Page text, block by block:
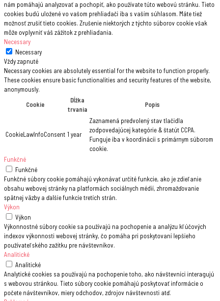
nám pomáhajú analyzovať a pochopiť, ako používate túto webovú stránku. Tieto
cookies budú uložené vo vašom prehliadači iba s vaším súhlasom. Máte tiež
možnosť zrušiť tieto cookies. Zrušenie niektorých z týchto súborov cookie však
môže ovplyvniť váš zážitok z prehliadania.
Necessary
Necessary
Vždy zapnuté
Necessary cookies are absolutely essential for the website to function properly.
These cookies ensure basic functionalities and security features of the website,
anonymously.
Cookie
Dĺžka
trvania
Popis
CookieLawInfoConsent 1 year
Zaznamená predvolený stav tlačidla
zodpovedajúcej kategórie & štatút CCPA.
Funguje iba v koordinácii s primárnym súborom
cookie.
Funkčné
Funkčné
Funkčné súbory cookie pomáhajú vykonávať určité funkcie, ako je zdieľanie
obsahu webovej stránky na platformách sociálnych médií, zhromažďovanie
spätnej väzby a ďalšie funkcie tretích strán.
Výkon
Výkon
Výkonnostné súbory cookie sa používajú na pochopenie a analýzu kľúčových
indexov výkonnosti webovej stránky, čo pomáha pri poskytovaní lepšieho
používateľského zažitku pre návštevníkov.
Analitické
Analitické
Analytické cookies sa používajú na pochopenie toho, ako návštevníci interagujú
s webovou stránkou. Tieto súbory cookie pomáhajú poskytovať informácie o
počete návštevníkov, miery odchodov, zdrojov návštevnosti atď.